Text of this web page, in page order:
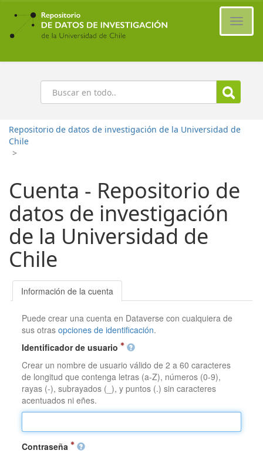
Ir
contenido
principal
Buscar
Repositorio de datos de investigación de la Universidad de
Chile
>
Cuenta - Repositorio de
datos de investigación
de la Universidad de
Chile
Información de la cuenta
Puede crear una cuenta en Dataverse con cualquiera de
sus otrasopciones de identificación.
Identificador de usuario
Crear un nombre de usuario válido de 2 a 60 caracteres
de longitud que contenga letras (a-Z), números (0-9),
rayas (-), subrayados (_), y puntos (.) sin caracteres
acentuados ni eñes.
Contraseña